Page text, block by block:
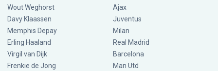
Wout Weghorst
Davy Klaassen
Memphis Depay
Erling Haaland
Virgil van Dijk
Frenkie de Jong
Ajax
Juventus
Milan
Real Madrid
Barcelona
Man Utd